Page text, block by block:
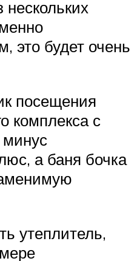
нескольких
это будет очень
посещения
комплекса с
минус
а баня бочка
утеплитель,